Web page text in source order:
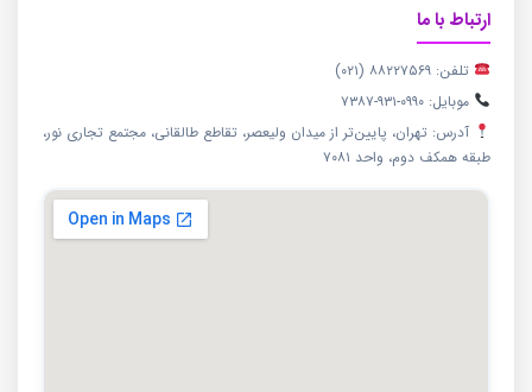
ارتباط با ما
تلفن: ۸۸۲۲۷۵۶۹ (۰۲۱)
موبایل: ۰۹۹۰-۹۳۱-۷۳۸۷
آدرس: تهران، پایین‌تر از میدان ولیعصر، تقاطع طالقانی، مجتمع تجاری نور،
طبقه همکف دوم، واحد ۷۰۸۱